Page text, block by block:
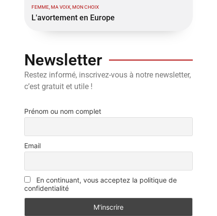
FEMME, MA VOIX, MON CHOIX
L'avortement en Europe
Newsletter
Restez informé, inscrivez-vous à notre newsletter,
c’est gratuit et utile !
Prénom ou nom complet
Email
En continuant, vous acceptez la politique de
confidentialité